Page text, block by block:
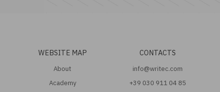
WEBSITE MAP
About
Academy
CONTACTS
info@writec.com
+39 030 911 04 85